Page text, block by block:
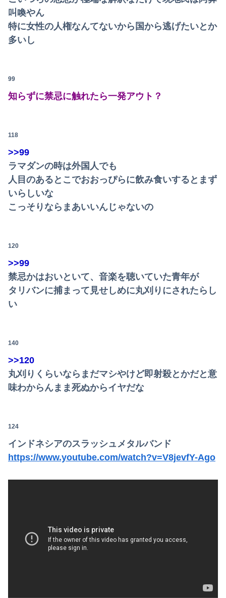
叫喚やん
特に女性の人権なんてないから国から逃げたいとか
多いし
99
知らずに禁忌に触れたら一発アウト？
118
>>99
ラマダンの時は外国人でも
人目のあるとこでおおっぴらに飲み食いするとまず
いらしいな
こっそりならまあいいんじゃないの
120
>>99
禁忌かはおいといて、音楽を聴いていた青年が
タリバンに捕まって見せしめに丸刈りにされたらし
い
140
>>120
丸刈りくらいならまだマシやけど即射殺とかだと意
味わからんまま死ぬからイヤだな
124
インドネシアのスラッシュメタルバンド
https://www.youtube.com/watch?v=V8jevfY-Ago